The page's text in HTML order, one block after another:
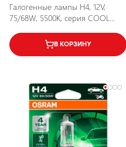
Галогенные лампы H4, 12V,
75/68W, 5500K, серия COOL
В КОРЗИНУ